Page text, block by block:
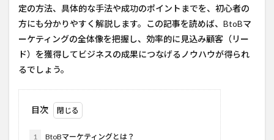
定の方法、具体的な手法や成功のポイントまでを、初心者の
方にも分かりやすく解説します。この記事を読めば、BtoBマ
ーケティングの全体像を把握し、効率的に見込み顧客（リー
ド）を獲得してビジネスの成果につなげるノウハウが得られ
るでしょう。
目次
1 BtoBマーケティングとは？